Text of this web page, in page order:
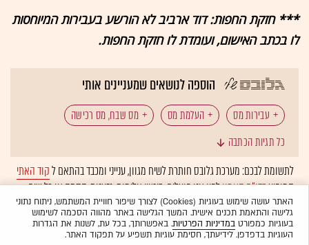
*** חזקת החפות: דוד ארביב לא הורשע בעבירות המיוחסות
לו בכתב האישום, ועומדת לו חזקת החפות.
הוספה לנושאים שמעניינים אותי
עבירות מס העלמת מס מס שבח, מס רכישה
מיסוי מקרקעין דירות יוקרה נכות
כל תגיות הכתבה
לתשומת לבכם: מערכת גלובס חותרת לשיח מגוון, ענייני ומכבד בהתאם לקוד האתי
המופיעבדו"ח האמוןלפיו אנו פועלים. ביטויי אלימות, גזענות, הסתה או כל שיח
בלתי הולם אחר מסוננים בצורהאוטומטיתולא יפורסמו באתר.
האתר עושה שימוש בעוגיות (Cookies) לצורך שיפור חוויית המשתמש, ניתוח נתוני
גלישה והתאמת תכנים אישית. המשך הגלישה באתר מהווה הסכמה לשימוש
בעוגיות כמפורטבמדיניות הפרטיות. באפשרותך, בכל עת, לשנות את הגדרות
העוגיות בדפדפן. לידיעתך, חסימת עוגיות תשפיע על תפקוד האתר.